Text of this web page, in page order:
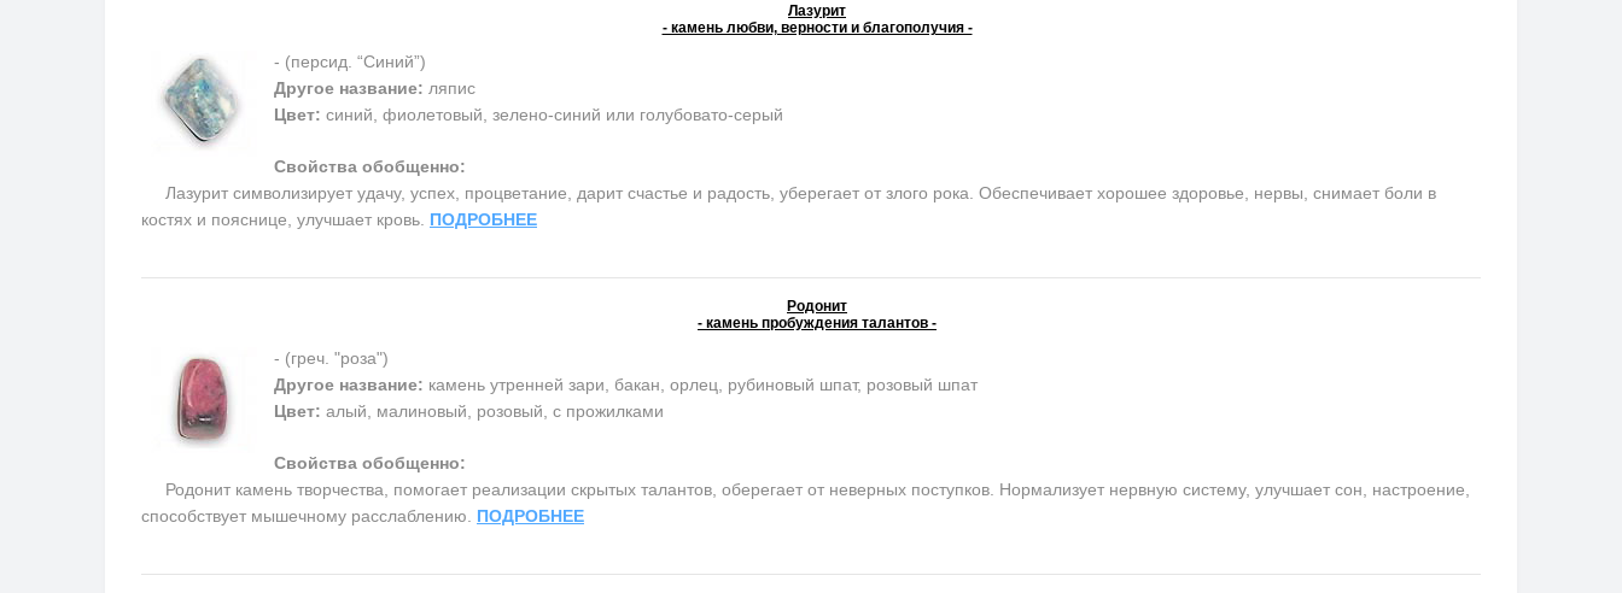
Лазурит
- камень любви, верности и благополучия -
- (персид. “Синий”)
Другое название: ляпис
Цвет: синий, фиолетовый, зелено-синий или голубовато-серый
Свойства обобщенно:
Лазурит символизирует удачу, успех, процветание, дарит счастье и радость, уберегает от злого рока. Обеспечивает хорошее здоровье, нервы, снимает боли в
костях и пояснице, улучшает кровь. ПОДРОБНЕЕ
Родонит
- камень пробуждения талантов -
- (греч. "роза")
Другое название: камень утренней зари, бакан, орлец, рубиновый шпат, розовый шпат
Цвет: алый, малиновый, розовый, с прожилками
Свойства обобщенно:
Родонит камень творчества, помогает реализации скрытых талантов, оберегает от неверных поступков. Нормализует нервную систему, улучшает сон, настроение,
способствует мышечному расслаблению. ПОДРОБНЕЕ